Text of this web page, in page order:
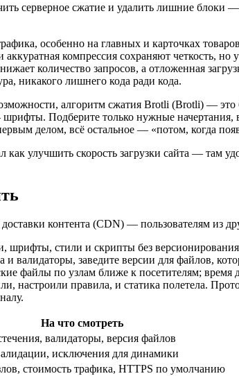
серверное сжатие и удалить лишние блоки
особенно на главных и карточках
компрессия сохраняют четкость,
количество запросов, а отложенная
никакого лишнего кода ради кода.
алгоритм сжатия Brotli (Brotli) — это
Подберите только нужные начертания,
делом, всё остальное — «потом, когда
улучшить скорость загрузки сайта — там
контента (CDN) — пользователям из
шрифты, стили и скрипты без
заведите версии для файлов,
файлы по узлам ближе к посетителям; время
настроили правила, и статика полетела.
На что смотреть
валидаторы, версия файлов
исключения для динамики
стоимость трафика, HTTPS по умолчанию